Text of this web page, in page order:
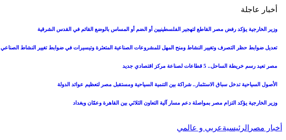
أخبار عاجلة
وزير الخارجية يؤكد رفض مصر القاطع لتهجير الفلسطينيين أو الضم أو المساس بالوضع القائم في القدس الشرقية
تعديل ضوابط حظر التصرف وتغيير النشاط ومنح المهل للمشروعات الصناعية المتعثرة وتيسيرات في ضوابط تغيير النشاط الصناعي
مصر تعيد رسم خريطة الساحل.. 5 قطاعات لصناعة مركز اقتصادي جديد
الأصول السياحية تدخل سباق الاستثمار.. شراكة بين التنمية السياحية ومستقبل مصر لتعظيم عوائد الدولة
وزير الخارجية يؤكد التزام مصر بمواصلة دعم مسار آلية التعاون الثلاثي بين القاهرة وعمّان وبغداد
أخبار مصر الرئيسيةعربي و عالمي